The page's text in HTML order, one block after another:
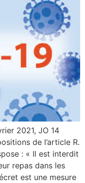
2021, JO 14
de l’article R.
: « Il est interdit
repas dans les
est une mesure